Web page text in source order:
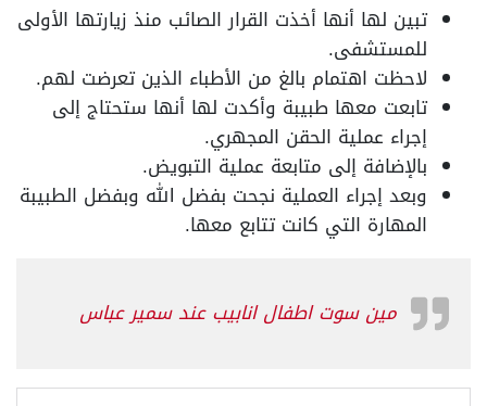
تبين لها أنها أخذت القرار الصائب منذ زيارتها الأولى
للمستشفى.
لاحظت اهتمام بالغ من الأطباء الذين تعرضت لهم.
تابعت معها طبيبة وأكدت لها أنها ستحتاج إلى
إجراء عملية الحقن المجهري.
بالإضافة إلى متابعة عملية التبويض.
وبعد إجراء العملية نجحت بفضل الله وبفضل الطبيبة
المهارة التي كانت تتابع معها.
مين سوت اطفال انابيب عند سمير عباس